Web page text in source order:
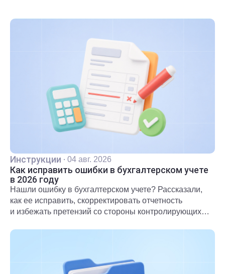
Инструкции · 04 авг. 2026
Как исправить ошибки в бухгалтерском учете
в 2026 году
Нашли ошибку в бухгалтерском учете? Рассказали,
как ее исправить, скорректировать отчетность
и избежать претензий со стороны контролирующих